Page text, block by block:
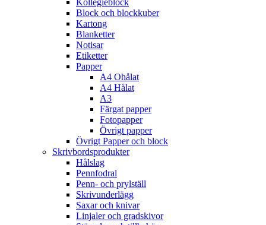
Kollegieblock
Block och blockkuber
Kartong
Blanketter
Notisar
Etiketter
Papper
A4 Ohålat
A4 Hålat
A3
Färgat papper
Fotopapper
Övrigt papper
Övrigt Papper och block
Skrivbordsprodukter
Hålslag
Pennfodral
Penn- och prylställ
Skrivunderlägg
Saxar och knivar
Linjaler och gradskivor